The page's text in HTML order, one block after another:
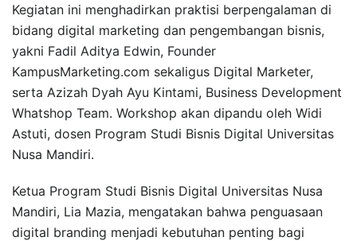
Kegiatan ini menghadirkan praktisi berpengalaman di
bidang digital marketing dan pengembangan bisnis,
yakni Fadil Aditya Edwin, Founder
KampusMarketing.com sekaligus Digital Marketer,
serta Azizah Dyah Ayu Kintami, Business Development
Whatshop Team. Workshop akan dipandu oleh Widi
Astuti, dosen Program Studi Bisnis Digital Universitas
Nusa Mandiri.
Ketua Program Studi Bisnis Digital Universitas Nusa
Mandiri, Lia Mazia, mengatakan bahwa penguasaan
digital branding menjadi kebutuhan penting bagi